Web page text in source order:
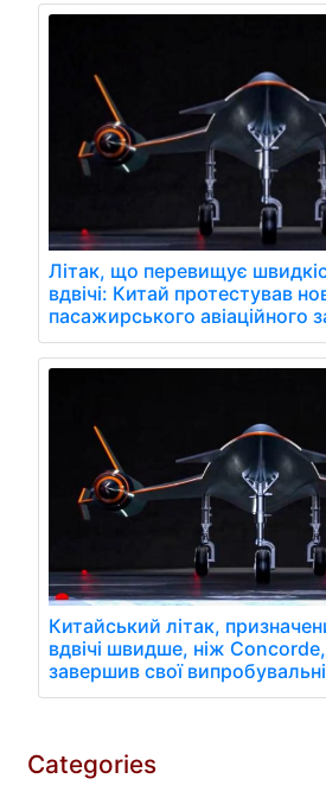
Літак, що перевищує
вдвічі: Китай протестував
пасажирського авіаційного
Китайський літак,
вдвічі швидше, ніж
завершив свої
Categories